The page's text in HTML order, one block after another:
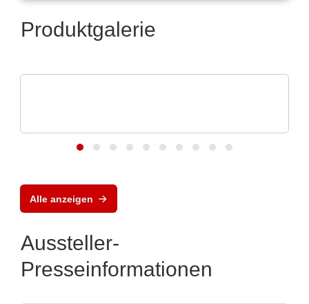
Produktgalerie
Alle anzeigen
Aussteller-
Presseinformationen